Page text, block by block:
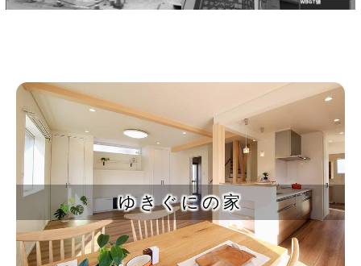
ゆきぐにの家